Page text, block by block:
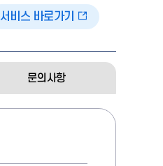
서비스 바로가기
문의사항